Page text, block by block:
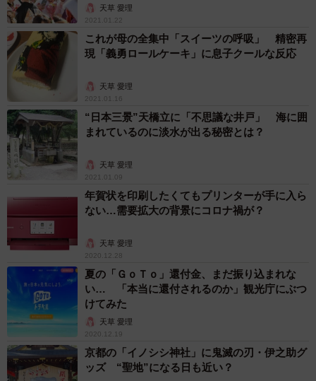
天草 愛理
2021.01.22
これが母の全集中「スイーツの呼吸」 精密再
現「義勇ロールケーキ」に息子クールな反応
天草 愛理
2021.01.16
“日本三景”天橋立に「不思議な井戸」 海に囲
まれているのに淡水が出る秘密とは？
天草 愛理
2021.01.09
年賀状を印刷したくてもプリンターが手に入ら
ない…需要拡大の背景にコロナ禍が？
天草 愛理
2020.12.28
夏の「ＧｏＴｏ」還付金、まだ振り込まれな
い… 「本当に還付されるのか」観光庁にぶつ
けてみた
天草 愛理
2020.12.19
京都の「イノシシ神社」に鬼滅の刃・伊之助グ
ッズ “聖地”になる日も近い？